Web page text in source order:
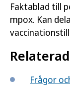
Faktablad till
mpox. Kan
Frågor